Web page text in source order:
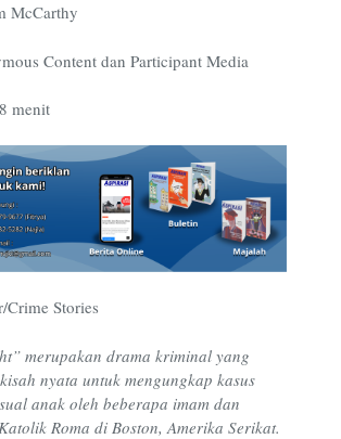
McCarthy
Content dan Participant Media
menit
Stories
merupakan drama kriminal yang
nyata untuk mengungkap kasus
anak oleh beberapa imam dan
Roma di Boston, Amerika Serikat.